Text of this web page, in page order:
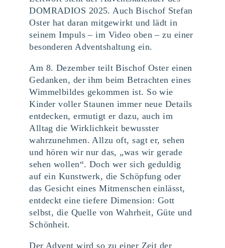
DOMRADIOS 2025. Auch Bischof Stefan
Oster hat daran mitgewirkt und lädt in
seinem Impuls – im Video oben – zu einer
besonderen Adventshaltung ein.
Am 8. Dezember teilt Bischof Oster einen
Gedanken, der ihm beim Betrachten eines
Wimmelbildes gekommen ist. So wie
Kinder voller Staunen immer neue Details
entdecken, ermutigt er dazu, auch im
Alltag die Wirklichkeit bewusster
wahrzunehmen. Allzu oft, sagt er, sehen
und hören wir nur das, „was wir gerade
sehen wollen“. Doch wer sich geduldig
auf ein Kunstwerk, die Schöpfung oder
das Gesicht eines Mitmenschen einlässt,
entdeckt eine tiefere Dimension: Gott
selbst, die Quelle von Wahrheit, Güte und
Schönheit.
Der Advent wird so zu einer Zeit der